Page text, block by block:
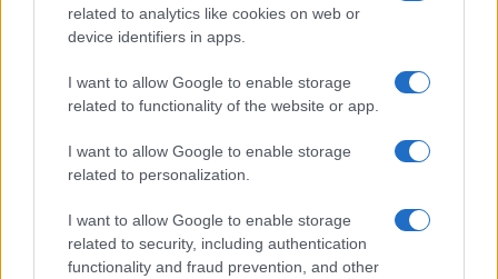
related to analytics like cookies on web or
device identifiers in apps.
I want to allow Google to enable storage
related to functionality of the website or app.
I want to allow Google to enable storage
related to personalization.
I want to allow Google to enable storage
related to security, including authentication
functionality and fraud prevention, and other
Salmo finisce in ospedale a Catania, ma il tour
va avanti: “Sicilia, ci sono”
Jovanotti, Gabry Ponte e Alfa: Olbia ombelico del